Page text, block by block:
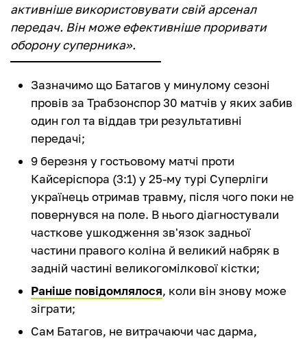
активніше використовувати свій арсенал
передач. Він може ефективніше проривати
оборону суперника».
Зазначимо що Батагов у минулому сезоні
провів за Трабзонспор 30 матчів у яких забив
один гол та віддав три результативні
передачі;
9 березня у гостьовому матчі проти
Кайсеріспора (3:1) у 25-му турі Суперліги
українець отримав травму, після чого поки не
повернувся на поле. В нього діагностували
часткове ушкодження зв'язок задньої
частини правого коліна й великий набряк в
задній частині великогомілкової кістки;
Раніше повідомлялося, коли він знову може
зіграти;
Сам Батагов, не витрачаючи час дарма,